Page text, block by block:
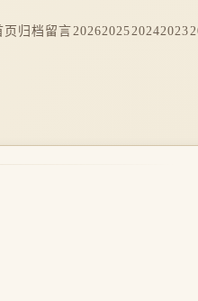
页 归档 留言2026202520242023